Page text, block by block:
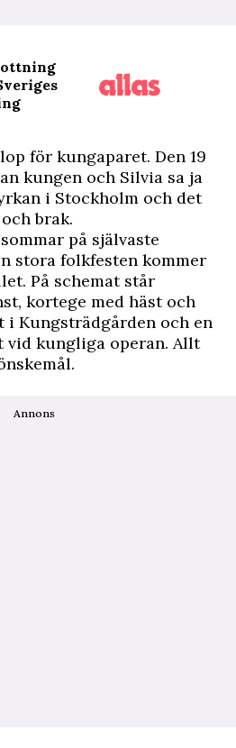
för kungaparet. Den 19
kungen och Silvia sa ja
i Stockholm och det
brak.
på självaste
stora folkfesten kommer
På schemat står
kortege med häst och
i Kungsträdgården och en
kungliga operan. Allt
Annons